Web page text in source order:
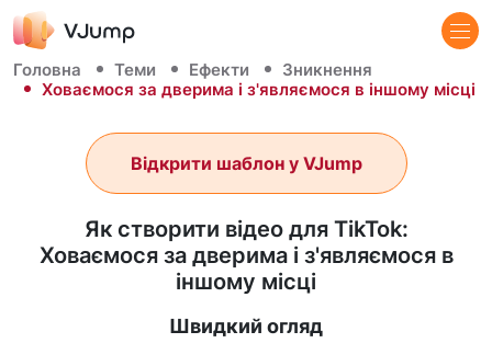
Головна Теми Ефекти
Зникнення
Ховаємося за дверима і з'являємося в іншому місці
Як створити відео для TikTok:
Ховаємося за дверима і з'являємося в
іншому місці
Відкрити шаблон у VJump
Швидкий огляд